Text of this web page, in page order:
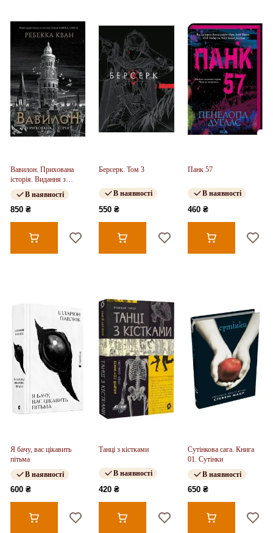
Вавилон. Прихована
історія. Видання з
ілюстрованим зрізом
(у)
В наявності
850 ₴
Берсерк. Том 3
В наявності
550 ₴
Панк 57
В наявності
460 ₴
Я бачу, вас цікавить
пітьма
В наявності
600 ₴
Танці з кістками
В наявності
420 ₴
Сутінкова сага. Книга
01. Сутінки
В наявності
650 ₴